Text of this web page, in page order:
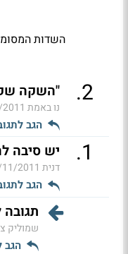
השדות
2
. "השקה
נו באמת 09:20
הגב
1
. יש סיבה
דנית 2011 17:28
הגב
שמוליק
הגב